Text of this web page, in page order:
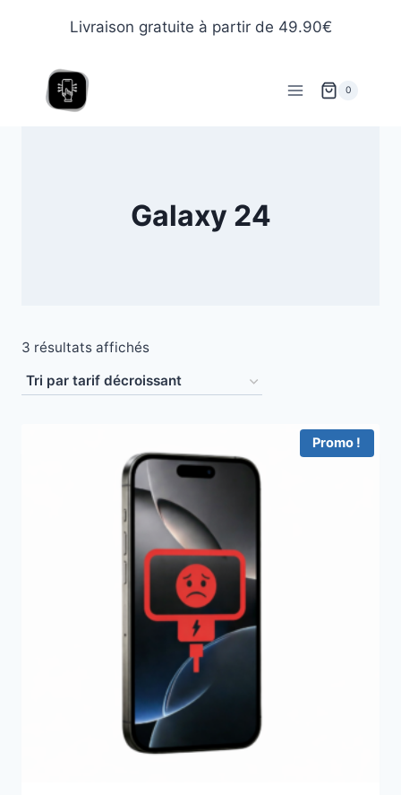
Livraison gratuite à partir de 49.90€
0
Galaxy 24
3 résultats affichés
Promo !